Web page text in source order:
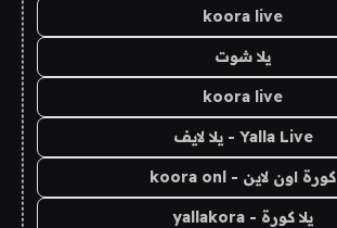
koora live
يلا شوت
koora live
Yalla Live - يلا لايف
كورة اون لاين - koora onl
يلا كورة - yallakora